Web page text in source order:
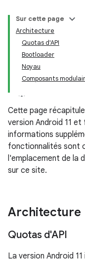
Sur cette page
Architecture
Quotas d'API
Bootloader
Noyau
Composants
Cette page
version Android 11
informations
fonctionnalités sont
l'emplacement de la
sur ce site.
Architecture
Quotas d'API
La version Android